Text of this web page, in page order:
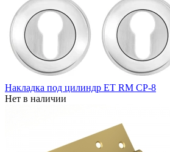
Накладка под цилиндр ET RM CP-8
Нет в наличии